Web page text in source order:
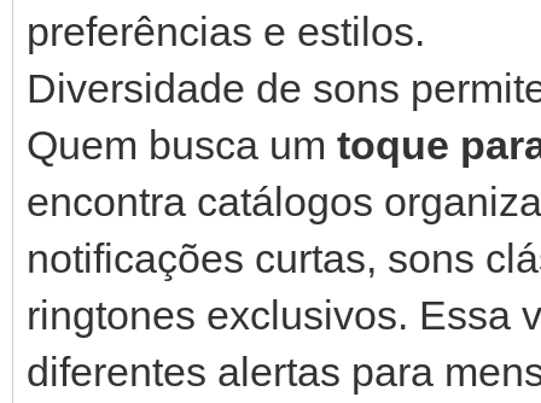
preferências e estilos.
Diversidade de sons
Quem busca um toque
encontra catálogos
notificações curtas, sons
ringtones exclusivos. Essa
diferentes alertas para